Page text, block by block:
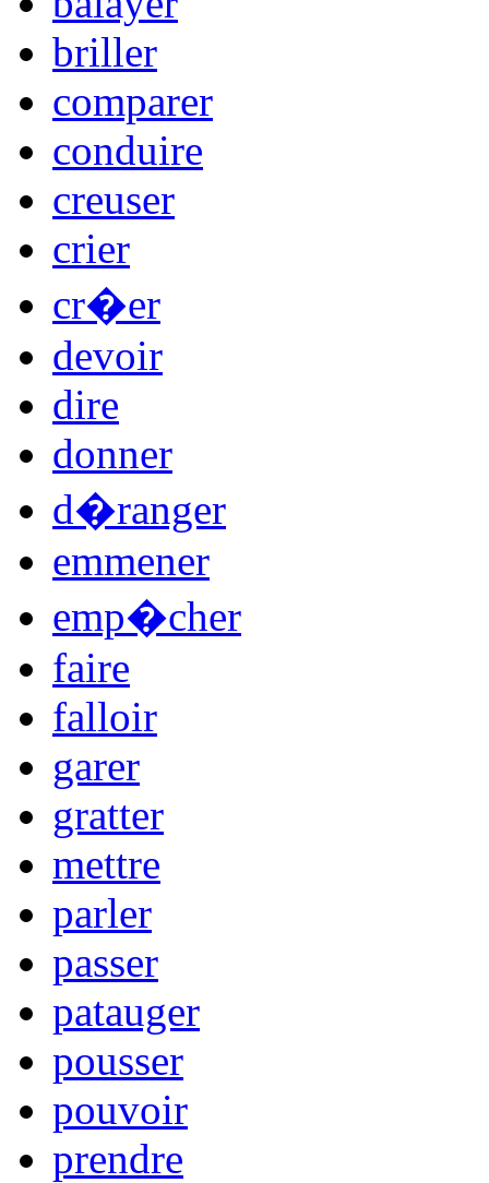
briller
comparer
conduire
creuser
crier
cr�er
devoir
dire
donner
d�ranger
emmener
emp�cher
faire
falloir
garer
gratter
mettre
parler
passer
patauger
pousser
pouvoir
prendre